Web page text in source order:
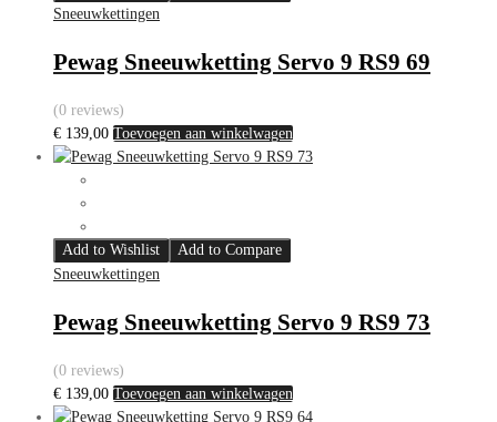
Sneeuwkettingen
Pewag Sneeuwketting Servo 9 RS9 69
(0 reviews)
€ 139,00 Toevoegen aan winkelwagen
Add to Wishlist
Add to Compare
Sneeuwkettingen
Pewag Sneeuwketting Servo 9 RS9 73
(0 reviews)
€ 139,00 Toevoegen aan winkelwagen